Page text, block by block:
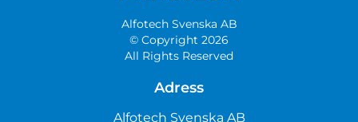
Alfotech Svenska AB
© Copyright 2026
All Rights Reserved
Adress
Alfotech Svenska AB